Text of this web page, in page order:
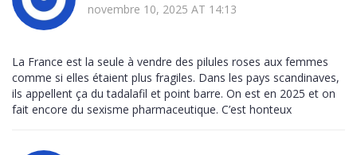
novembre 10, 2025 AT 14:13
La France est la seule à vendre des pilules roses aux femmes
comme si elles étaient plus fragiles. Dans les pays scandinaves,
ils appellent ça du tadalafil et point barre. On est en 2025 et on
fait encore du sexisme pharmaceutique. C’est honteux